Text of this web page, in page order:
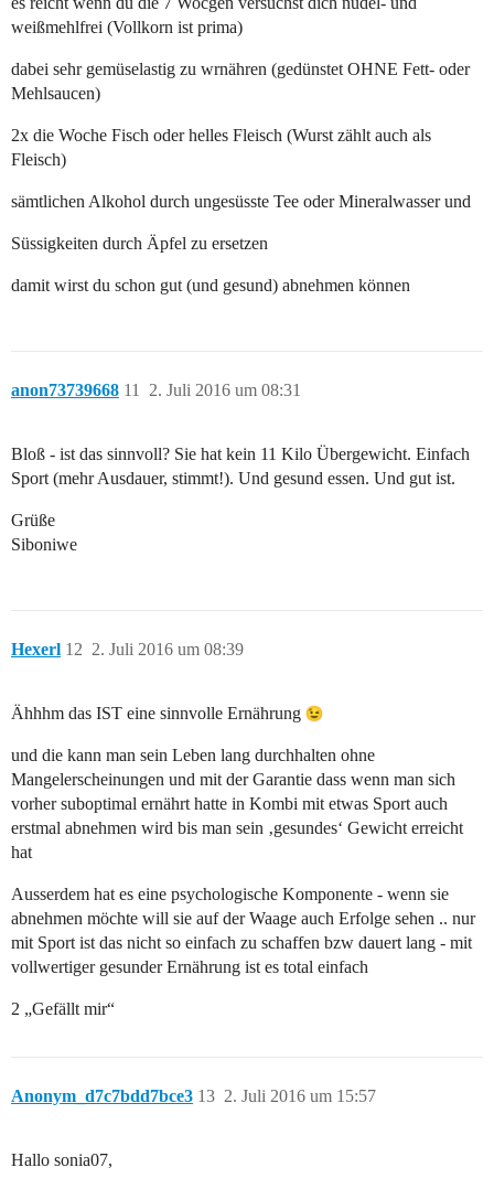
weißmehlfrei (Vollkorn ist prima)
dabei sehr gemüselastig zu wrnähren (gedünstet OHNE Fett- oder
Mehlsaucen)
2x die Woche Fisch oder helles Fleisch (Wurst zählt auch als
Fleisch)
sämtlichen Alkohol durch ungesüsste Tee oder Mineralwasser und
Süssigkeiten durch Äpfel zu ersetzen
damit wirst du schon gut (und gesund) abnehmen können
anon73739668 2. Juli 2016 um 08:31
11
Bloß - ist das sinnvoll? Sie hat kein 11 Kilo Übergewicht. Einfach
Sport (mehr Ausdauer, stimmt!). Und gesund essen. Und gut ist.
Grüße
Siboniwe
Hexerl 2. Juli 2016 um 08:39
12
Ähhhm das IST eine sinnvolle Ernährung
und die kann man sein Leben lang durchhalten ohne
Mangelerscheinungen und mit der Garantie dass wenn man sich
vorher suboptimal ernährt hatte in Kombi mit etwas Sport auch
erstmal abnehmen wird bis man sein ‚gesundes‘ Gewicht erreicht
hat
Ausserdem hat es eine psychologische Komponente - wenn sie
abnehmen möchte will sie auf der Waage auch Erfolge sehen .. nur
mit Sport ist das nicht so einfach zu schaffen bzw dauert lang - mit
vollwertiger gesunder Ernährung ist es total einfach
2 „Gefällt mir“
Anonym_d7c7bdd7bce3 2. Juli 2016 um 15:57
13
Hallo sonia07,